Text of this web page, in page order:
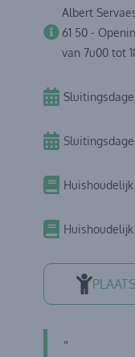
Albert
61 50 -
van 7u00 tot